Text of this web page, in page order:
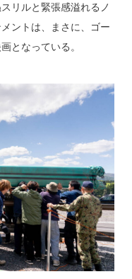
リルと緊張感溢れるノ
ントは、まさに、ゴー
となっている。